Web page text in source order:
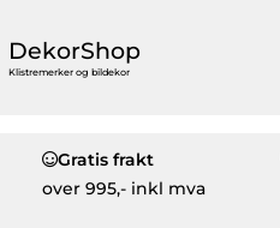
DekorShop
Klistremerker og bildekor
Gratis frakt
over 995,- inkl mva